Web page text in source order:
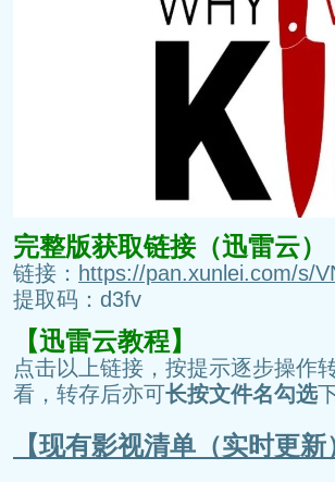
完整版获取链接（迅雷云）
链接： https://pan.xunlei.com/s/
提取码：d3fv
【迅雷云教程】
点击以上链接，按提示逐步操作
看，转存后亦可长按文件名勾选
【现有影视清单（实时更新